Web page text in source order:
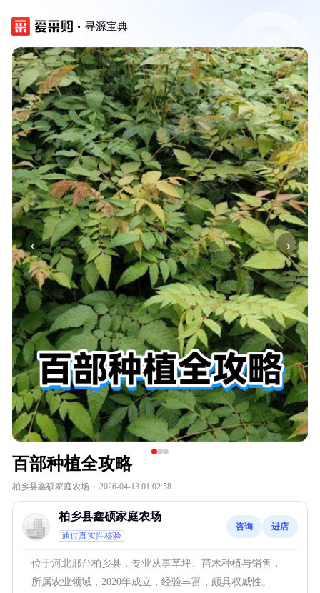
寻源宝典
‹ ›
百部种植全攻略
柏乡县鑫硕家庭农场 · 2026-04-13 01:02:58
柏乡县鑫硕家庭农场
通过真实性核验
咨询 进店
位于河北邢台柏乡县，专业从事草坪、苗木种植与销售，
所属农业领域，2020年成立，经验丰富，颇具权威性。